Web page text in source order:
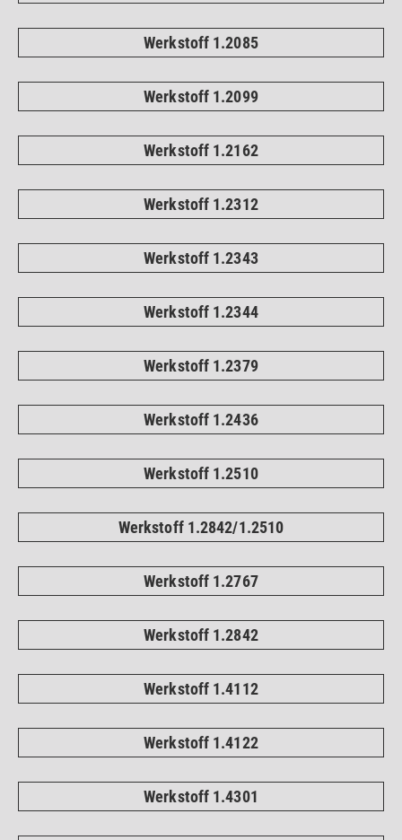
Werkstoff 1.2085
Werkstoff 1.2099
Werkstoff 1.2162
Werkstoff 1.2312
Werkstoff 1.2343
Werkstoff 1.2344
Werkstoff 1.2379
Werkstoff 1.2436
Werkstoff 1.2510
Werkstoff 1.2842/1.2510
Werkstoff 1.2767
Werkstoff 1.2842
Werkstoff 1.4112
Werkstoff 1.4122
Werkstoff 1.4301